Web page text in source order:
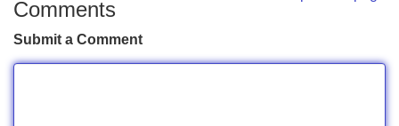
Comments
Submit a Comment